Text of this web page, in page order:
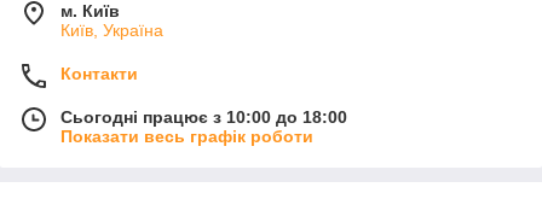
м. Київ
Київ, Україна
Контакти
Сьогодні працює з 10:00 до 18:00
Показати весь графік роботи